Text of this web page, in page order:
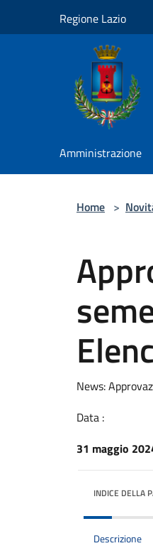
Regione Lazio
Amministrazione
Home >
News:
Data :
31 maggio
INDICE DELLA
Descrizione